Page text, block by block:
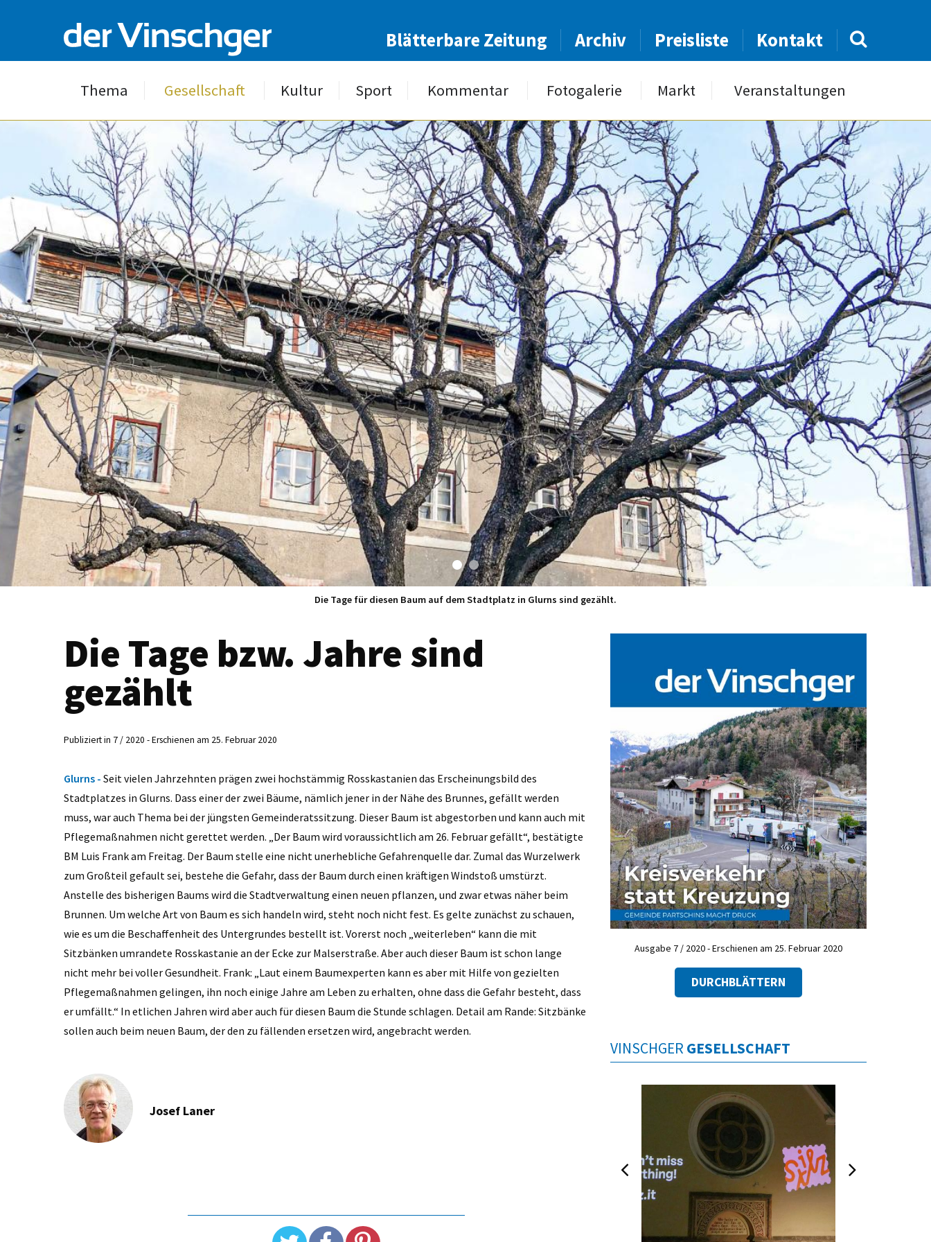
Blätterbare Zeitung Archiv Preisliste Kontakt
Thema Gesellschaft Kultur Sport Kommentar Fotogalerie Markt Veranstaltungen
Die Tage für diesen Baum auf dem Stadtplatz in Glurns sind gezählt.
Die Tage bzw. Jahre sind
gezählt
Publiziert in 7 / 2020 - Erschienen am 25. Februar 2020
Glurns - Seit vielen Jahrzehnten prägen zwei hochstämmig Rosskastanien das Erscheinungsbild des
Stadtplatzes in Glurns. Dass einer der zwei Bäume, nämlich jener in der Nähe des Brunnes, gefällt werden
muss, war auch Thema bei der jüngsten Gemeinderatssitzung. Dieser Baum ist abgestorben und kann auch mit
Pflegemaßnahmen nicht gerettet werden. „Der Baum wird voraussichtlich am 26. Februar gefällt“, bestätigte
BM Luis Frank am Freitag. Der Baum stelle eine nicht unerhebliche Gefahrenquelle dar. Zumal das Wurzelwerk
zum Großteil gefault sei, bestehe die Gefahr, dass der Baum durch einen kräftigen Windstoß umstürzt.
Anstelle des bisherigen Baums wird die Stadtverwaltung einen neuen pflanzen, und zwar etwas näher beim
Brunnen. Um welche Art von Baum es sich handeln wird, steht noch nicht fest. Es gelte zunächst zu schauen,
wie es um die Beschaffenheit des Untergrundes bestellt ist. Vorerst noch „weiterleben“ kann die mit
Sitzbänken umrandete Rosskastanie an der Ecke zur Malserstraße. Aber auch dieser Baum ist schon lange
nicht mehr bei voller Gesundheit. Frank: „Laut einem Baumexperten kann es aber mit Hilfe von gezielten
Pflegemaßnahmen gelingen, ihn noch einige Jahre am Leben zu erhalten, ohne dass die Gefahr besteht, dass
er umfällt.“ In etlichen Jahren wird aber auch für diesen Baum die Stunde schlagen. Detail am Rande: Sitzbänke
sollen auch beim neuen Baum, der den zu fällenden ersetzen wird, angebracht werden.
Josef Laner
Ausgabe 7 / 2020 - Erschienen am 25. Februar 2020
DURCHBLÄTTERN
VINSCHGER GESELLSCHAFT